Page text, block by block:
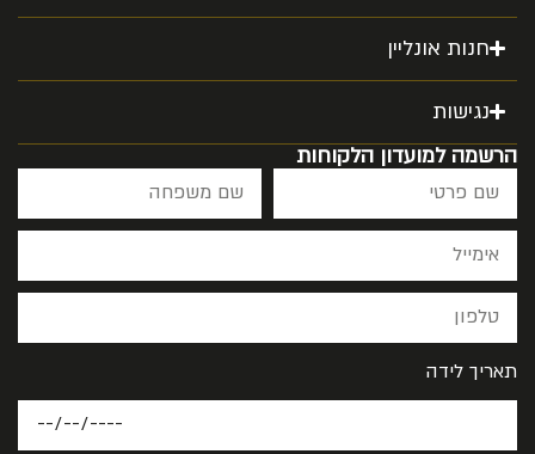
חנות אונליין
נגישות
הרשמה למועדון הלקוחות
תאריך לידה